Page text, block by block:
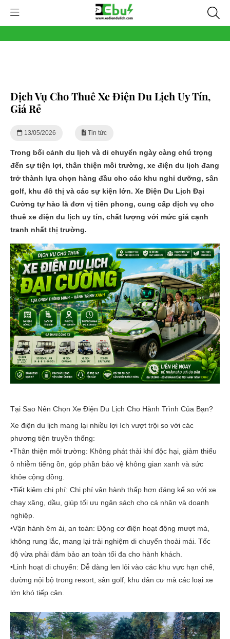
Dịch Vụ Cho Thuê Xe Điện Du Lịch Uy Tín,
Giá Rẻ
13/05/2026 Tin tức
Trong bối cảnh du lịch và di chuyển ngày càng chú trọng
đến sự tiện lợi, thân thiện môi trường, xe điện du lịch đang
trở thành lựa chọn hàng đầu cho các khu nghỉ dưỡng, sân
golf, khu đô thị và các sự kiện lớn. Xe Điện Du Lịch Đại
Cường tự hào là đơn vị tiên phong, cung cấp dịch vụ cho
thuê xe điện du lịch uy tín, chất lượng với mức giá cạnh
tranh nhất thị trường.
Tại Sao Nên Chọn Xe Điện Du Lịch Cho Hành Trình Của Bạn?
Xe điện du lịch mang lại nhiều lợi ích vượt trội so với các
phương tiện truyền thống:
•Thân thiện môi trường: Không phát thải khí độc hại, giảm thiểu
ô nhiễm tiếng ồn, góp phần bảo vệ không gian xanh và sức
khỏe cộng đồng.
•Tiết kiệm chi phí: Chi phí vận hành thấp hơn đáng kể so với xe
chạy xăng, dầu, giúp tối ưu ngân sách cho cá nhân và doanh
nghiệp.
•Vận hành êm ái, an toàn: Động cơ điện hoạt động mượt mà,
không rung lắc, mang lại trải nghiệm di chuyển thoải mái. Tốc
độ vừa phải đảm bảo an toàn tối đa cho hành khách.
•Linh hoạt di chuyển: Dễ dàng len lỏi vào các khu vực hạn chế,
đường nội bộ trong resort, sân golf, khu dân cư mà các loại xe
lớn khó tiếp cận.